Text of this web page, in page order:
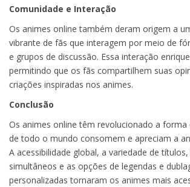
Comunidade e Interação
Os animes online também deram origem a
vibrante de fãs que interagem por meio de
e grupos de discussão. Essa interação
permitindo que os fãs compartilhem suas
criações inspiradas nos animes.
Conclusão
Os animes online têm revolucionado a forma
de todo o mundo consomem e apreciam a
A acessibilidade global, a variedade de
simultâneos e as opções de legendas e
personalizadas tornaram os animes mais